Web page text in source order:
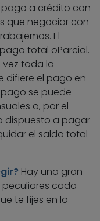
pago a crédito con
que negociar con
El
total oParcial.
vez toda la
difiere el pago en
se puede
o, por el
dispuesto a pagar
el saldo total
Hay una gran
cada
te fijes en lo